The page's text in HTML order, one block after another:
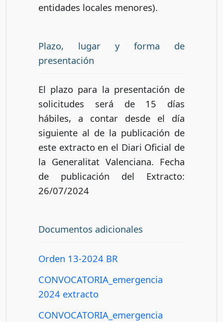
entidades locales menores).
Plazo, lugar y forma de
presentación
El plazo para la presentación de
solicitudes será de 15 días
hábiles, a contar desde el día
siguiente al de la publicación de
este extracto en el Diari Oficial de
la Generalitat Valenciana. Fecha
de publicación del Extracto:
26/07/2024
Documentos adicionales
Orden 13-2024 BR
CONVOCATORIA_emergencia
2024 extracto
CONVOCATORIA_emergencia